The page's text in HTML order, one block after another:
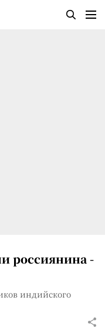
россиянина -
индийского